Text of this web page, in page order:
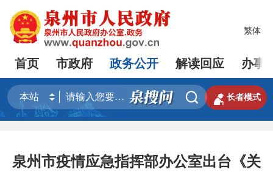
繁体
首页 市政府 政务公开 解读回应 办事
  长者模式
泉州市疫情应急指挥部办公室出台《关